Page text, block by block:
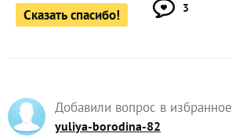
Сказать спасибо! 3
Добавили вопрос в избранное
yuliya-borodina-82